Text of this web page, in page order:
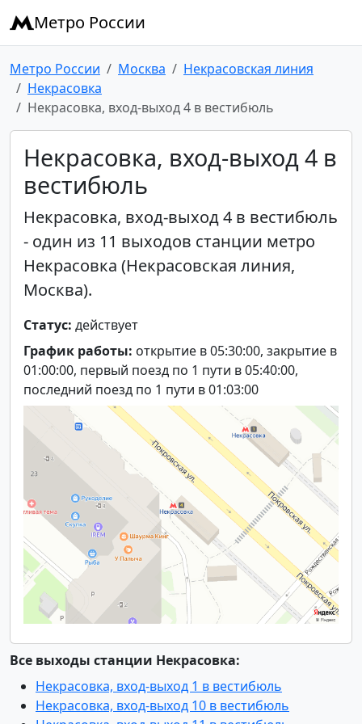
Метро России
Метро России Москва
Некрасовская линия
Некрасовка
Некрасовка, вход-выход 4 в вестибюль
Некрасовка, вход-выход 4 в
вестибюль
Некрасовка, вход-выход 4 в вестибюль
- один из 11 выходов станции метро
Некрасовка (Некрасовская линия,
Москва).
Статус: действует
График работы: открытие в 05:30:00, закрытие в
01:00:00, первый поезд по 1 пути в 05:40:00,
последний поезд по 1 пути в 01:03:00
Все выходы станции Некрасовка:
Некрасовка, вход-выход 1 в вестибюль
Некрасовка, вход-выход 10 в вестибюль